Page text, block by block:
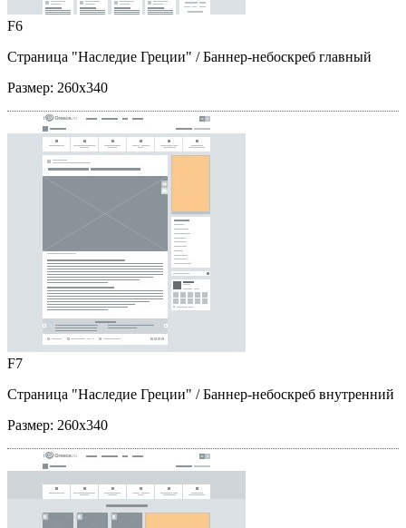
F6
Страница "Наследие Греции" / Баннер-небоскреб главный
Размер: 260x340
F7
Страница "Наследие Греции" / Баннер-небоскреб внутренний
Размер: 260x340